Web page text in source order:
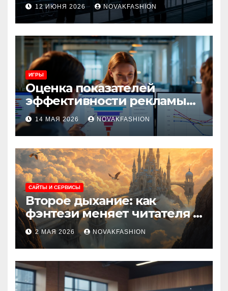
и сценарии использования
12 ИЮНЯ 2026 NOVAKFASHION
ИГРЫ
Оценка показателей
эффективности рекламы
при атрибуции
множественных точек
касания
14 МАЯ 2026 NOVAKFASHION
САЙТЫ И СЕРВИСЫ
Второе дыхание: как
фэнтези меняет читателя и
культуру
2 МАЯ 2026 NOVAKFASHION